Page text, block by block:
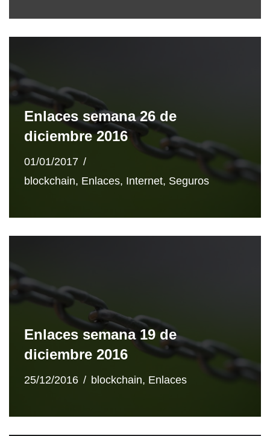
Enlaces semana 26 de
diciembre 2016
01/01/2017
blockchain, Enlaces, Internet, Seguros
Enlaces semana 19 de
diciembre 2016
25/12/2016 blockchain, Enlaces